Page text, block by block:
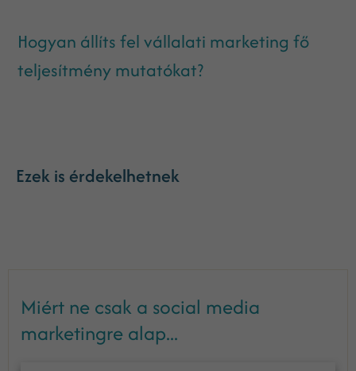
Hogyan állíts fel vállalati marketing fő
teljesítmény mutatókat?
Ezek is érdekelhetnek
Miért ne csak a social media
marketingre alap...